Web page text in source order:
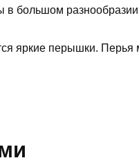
в большом
яркие перышки. Перья